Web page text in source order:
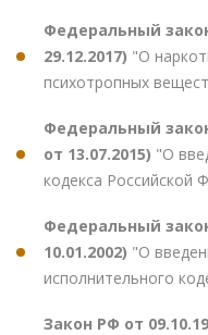
Федеральный
29.12.2017) "О
психотропных
Федеральный
от 13.07.2015) "О
кодекса Российской
Федеральный
10.01.2002) "О
исполнительного
Закон РФ от